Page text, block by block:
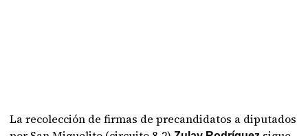
La recolección de firmas de precandidatos a diputados